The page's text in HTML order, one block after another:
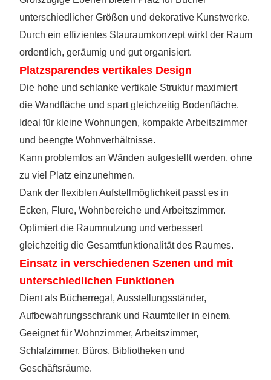
unterschiedlicher Größen und dekorative Kunstwerke.
Durch ein effizientes Stauraumkonzept wirkt der Raum
ordentlich, geräumig und gut organisiert.
Platzsparendes vertikales Design
Die hohe und schlanke vertikale Struktur maximiert
die Wandfläche und spart gleichzeitig Bodenfläche.
Ideal für kleine Wohnungen, kompakte Arbeitszimmer
und beengte Wohnverhältnisse.
Kann problemlos an Wänden aufgestellt werden, ohne
zu viel Platz einzunehmen.
Dank der flexiblen Aufstellmöglichkeit passt es in
Ecken, Flure, Wohnbereiche und Arbeitszimmer.
Optimiert die Raumnutzung und verbessert
gleichzeitig die Gesamtfunktionalität des Raumes.
Einsatz in verschiedenen Szenen und mit
unterschiedlichen Funktionen
Dient als Bücherregal, Ausstellungsständer,
Aufbewahrungsschrank und Raumteiler in einem.
Geeignet für Wohnzimmer, Arbeitszimmer,
Schlafzimmer, Büros, Bibliotheken und
Geschäftsräume.